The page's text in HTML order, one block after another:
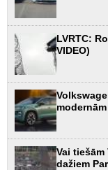
LVRTC:
VIDEO)
Vai
dažiem